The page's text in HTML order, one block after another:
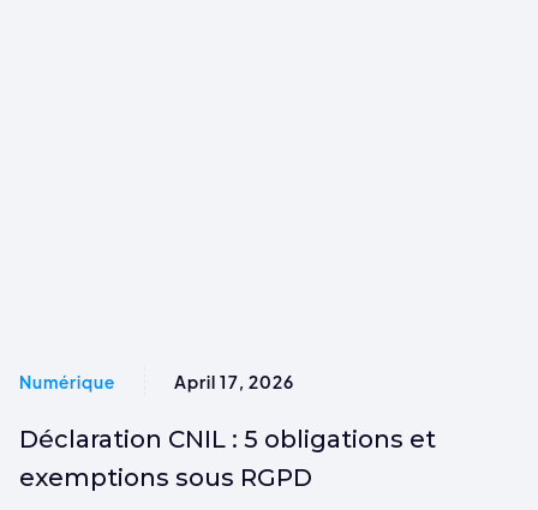
Numérique April 17, 2026
Déclaration CNIL : 5 obligations et
exemptions sous RGPD